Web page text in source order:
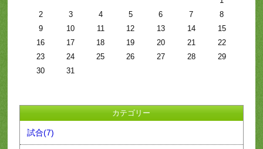
2
3 4 5 6 7
8
9
10 11 12 13 14
15
16
17 18 19 20 21
22
23
24 25 26 27 28
29
30
31
カテゴリー
試合(7)